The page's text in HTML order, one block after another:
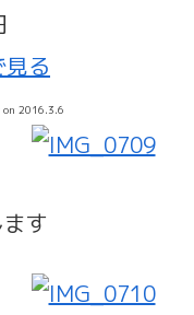
on 2016.3.6
す